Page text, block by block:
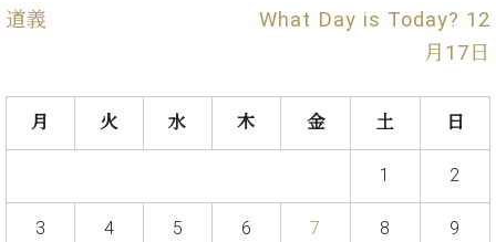
ス
ア
号
タ
を
キ
ン
ン・
的
に
ま
で
歓
迎。
道義
What Day is Today? 12
月17日
月 火 水 木 金 土 日
1 2
3 4 5 6 7 8 9